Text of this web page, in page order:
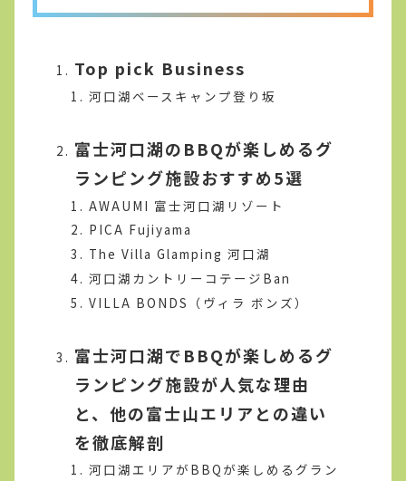
Top pick Business
河口湖ベースキャンプ登り坂
富士河口湖のBBQが楽しめるグ
ランピング施設おすすめ5選
AWAUMI 富士河口湖リゾート
PICA Fujiyama
The Villa Glamping 河口湖
河口湖カントリーコテージBan
VILLA BONDS（ヴィラ ボンズ）
富士河口湖でBBQが楽しめるグ
ランピング施設が人気な理由
と、他の富士山エリアとの違い
を徹底解剖
河口湖エリアがBBQが楽しめるグラン